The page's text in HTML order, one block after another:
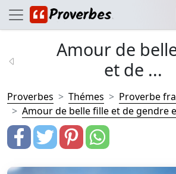
Amour de
et de ...
Proverbes Thémes
Proverbe
Amour de belle fille et de gendre